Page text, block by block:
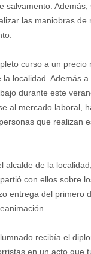
salvamento. Además,
las maniobras de
curso a un precio
la localidad. Además
durante este
al mercado laboral,
que realizan
alcalde de la
con ellos sobre
entrega del primero
recibía el
en un acto que